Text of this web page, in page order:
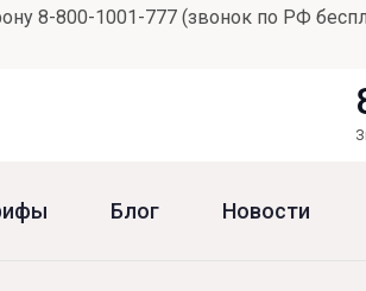
8-800-1001-777 (звонок по РФ
Блог Новости